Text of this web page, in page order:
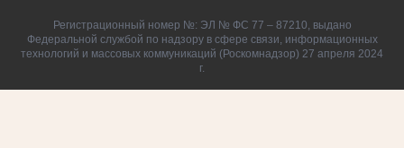
Регистрационный номер №: ЭЛ № ФС 77 – 87210, выдано
Федеральной службой по надзору в сфере связи, информационных
технологий и массовых коммуникаций (Роскомнадзор) 27 апреля 2024
г.